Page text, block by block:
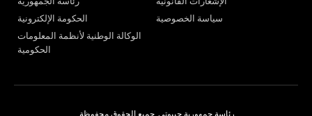
سياسة الخصوصية
الحكومة الإلكترونية
الوكالة الوطنية لأنظمة المعلومات
الحكومية
رئاسة جمهورية جيبوتي. جميع الحقوق محفوظة.